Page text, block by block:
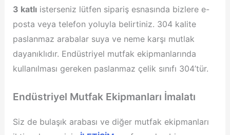
3 katlıisterseniz lütfen sipariş esnasında bizlere e-
posta veya telefon yoluyla belirtiniz. 304 kalite
paslanmaz arabalar suya ve neme karşı mutlak
dayanıklıdır. Endüstriyel mutfak ekipmanlarında
kullanılması gereken paslanmaz çelik sınıfı 304’tür.
Endüstriyel Mutfak Ekipmanları İmalatı
Siz de bulaşık arabası ve diğer mutfak ekipmanları